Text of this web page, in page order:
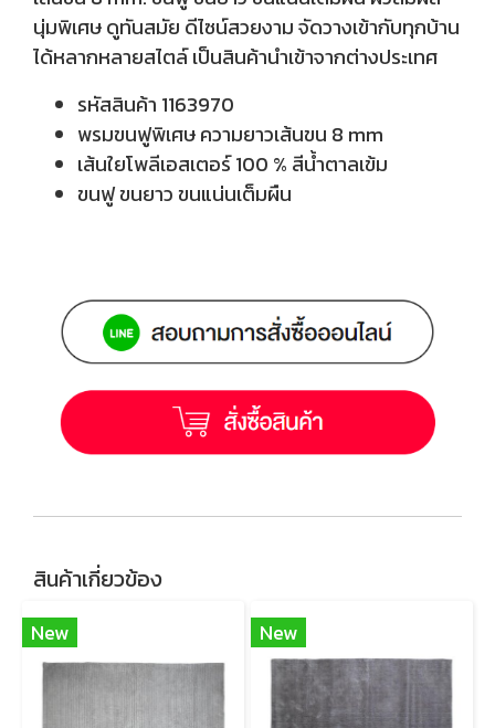
นุ่มพิเศษ ดูทันสมัย ดีไซน์สวยงาม จัดวางเข้ากับทุกบ้าน
ได้หลากหลายสไตล์ เป็นสินค้านำเข้าจากต่างประเทศ
รหัสสินค้า 1163970
พรมขนฟูพิเศษ ความยาวเส้นขน 8 mm
เส้นใยโพลีเอสเตอร์ 100 % สีน้ำตาลเข้ม
ขนฟู ขนยาว ขนแน่นเต็มผืน
สินค้าเกี่ยวข้อง
New New